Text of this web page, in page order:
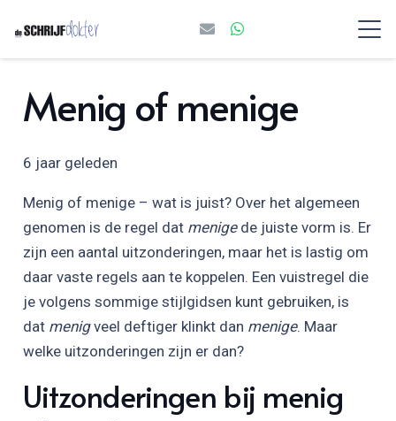
Menig of menige
6 jaar geleden
Menig of menige – wat is juist? Over het algemeen
genomen is de regel dat menigede juiste vorm is. Er
zijn een aantal uitzonderingen, maar het is lastig om
daar vaste regels aan te koppelen. Een vuistregel die
je volgens sommige stijlgidsen kunt gebruiken, is
dat menigveel deftiger klinkt dan menige. Maar
welke uitzonderingen zijn er dan?
Uitzonderingen bij menig